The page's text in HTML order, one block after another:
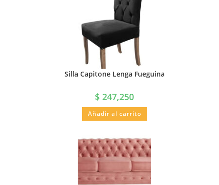
Silla Capitone Lenga Fueguina
$ 247,250
Añadir al carrito